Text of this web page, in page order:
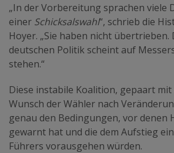
„In der Vorbereitung sprachen viele
einer Schicksalswahl“, schrieb die
Hoyer. „Sie haben nicht
deutschen Politik scheint auf
stehen.“
Diese instabile Koalition, gepaart
Wunsch der Wähler nach
genau den Bedingungen, vor denen
gewarnt hat und die dem Aufstieg
Führers vorausgehen würden.